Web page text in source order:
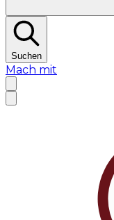
Suchen
Mach mit